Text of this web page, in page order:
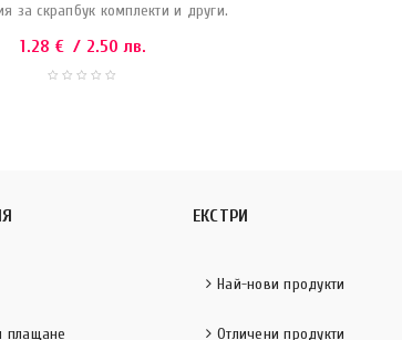
за скрапбук комплекти и други.
1.28 € / 2.50 лв.
плащане
ЕКСТРИ
Най-нови продукти
Отличени продукти